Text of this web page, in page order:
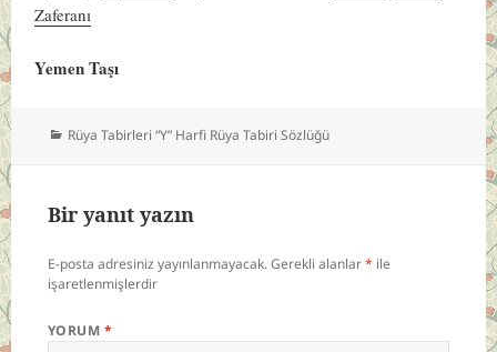
Zaferanı
Yemen Taşı
Kategoriler
Rüya Tabirleri “Y” Harfi Rüya Tabiri Sözlüğü
Bir yanıt yazın
E-posta adresiniz yayınlanmayacak.Gerekli alanlar* ile
işaretlenmişlerdir
YORUM *